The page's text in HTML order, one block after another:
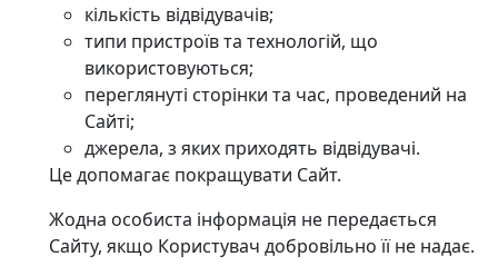
кількість відвідувачів;
типи пристроїв та технологій, що
використовуються;
переглянуті сторінки та час, проведений на
Сайті;
джерела, з яких приходять відвідувачі.
Це допомагає покращувати Сайт.
Жодна особиста інформація не передається
Сайту, якщо Користувач добровільно її не надає.